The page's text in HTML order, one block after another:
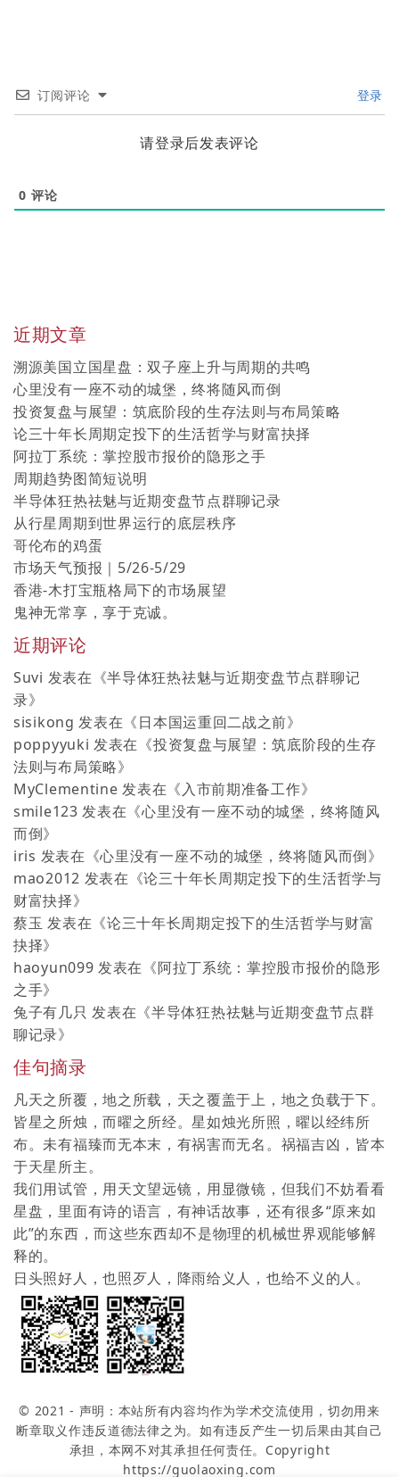
订阅评论 登录
请登录后发表评论
0 评论
近期文章
溯源美国立国星盘：双子座上升与周期的共鸣
心里没有一座不动的城堡，终将随风而倒
投资复盘与展望：筑底阶段的生存法则与布局策略
论三十年长周期定投下的生活哲学与财富抉择
阿拉丁系统：掌控股市报价的隐形之手
周期趋势图简短说明
半导体狂热祛魅与近期变盘节点群聊记录
从行星周期到世界运行的底层秩序
哥伦布的鸡蛋
市场天气预报｜5/26-5/29
香港-木打宝瓶格局下的市场展望
鬼神无常享，享于克诚。
近期评论
Suvi 发表在《半导体狂热祛魅与近期变盘节点群聊记
录》
sisikong 发表在《日本国运重回二战之前》
poppyyuki 发表在《投资复盘与展望：筑底阶段的生存
法则与布局策略》
MyClementine 发表在《入市前期准备工作》
smile123 发表在《心里没有一座不动的城堡，终将随风
而倒》
iris 发表在《心里没有一座不动的城堡，终将随风而倒》
mao2012 发表在《论三十年长周期定投下的生活哲学与
财富抉择》
蔡玉 发表在《论三十年长周期定投下的生活哲学与财富
抉择》
haoyun099 发表在《阿拉丁系统：掌控股市报价的隐形
之手》
兔子有几只 发表在《半导体狂热祛魅与近期变盘节点群
聊记录》
佳句摘录
凡天之所覆，地之所载，天之覆盖于上，地之负载于下。
皆星之所烛，而曜之所经。星如烛光所照，曜以经纬所
布。未有福臻而无本末，有祸害而无名。祸福吉凶，皆本
于天星所主。
我们用试管，用天文望远镜，用显微镜，但我们不妨看看
星盘，里面有诗的语言，有神话故事，还有很多“原来如
此”的东西，而这些东西却不是物理的机械世界观能够解
释的。
日头照好人，也照歹人，降雨给义人，也给不义的人。
© 2021 - 声明：本站所有内容均作为学术交流使用，切勿用来
断章取义作违反道德法律之为。如有违反产生一切后果由其自己
承担，本网不对其承担任何责任。Copyright
https://guolaoxing.com